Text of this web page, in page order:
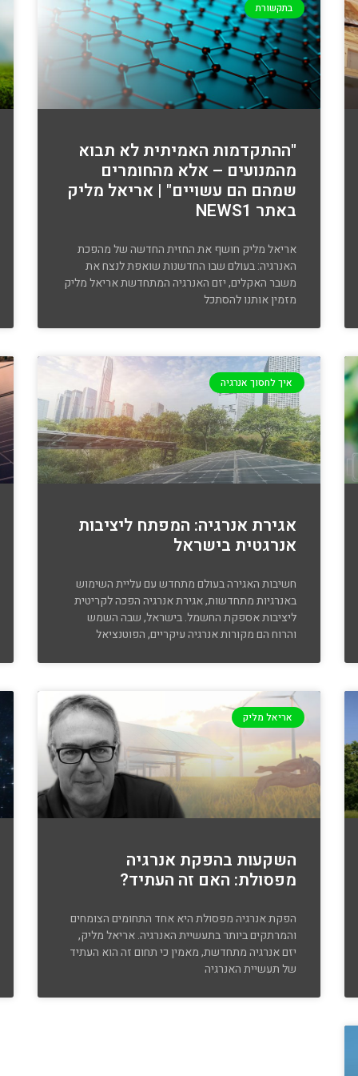
בתקשורת
"ההתקדמות האמיתית לא תבוא
מהמנועים – אלא מהחומרים
שמהם הם עשויים" | אריאל מליק
באתר NEWS1
אריאל מליק חושף את החזית החדשה של מהפכת
האנרגיה: בעולם שבו החדשנות שואפת לנצח את
משבר האקלים, יזם האנרגיה המתחדשת אריאל מליק
מזמין אותנו להסתכל
איך לחסוך אנרגיה
אגירת אנרגיה: המפתח ליציבות
אנרגטית בישראל
חשיבות האגירה בעולם מתחדש עם עליית השימוש
באנרגיות מתחדשות, אגירת אנרגיה הפכה לקריטית
ליציבות אספקת החשמל. בישראל, שבה השמש
והרוח הם מקורות אנרגיה עיקריים, הפוטנציאל
אריאל מליק
השקעות בהפקת אנרגיה
מפסולת: האם זה העתיד?
הפקת אנרגיה מפסולת היא אחד התחומים הצומחים
והמרתקים ביותר בתעשיית האנרגיה. אריאל מליק,
יזם אנרגיה מתחדשת, מאמין כי תחום זה הוא העתיד
של תעשיית האנרגיה